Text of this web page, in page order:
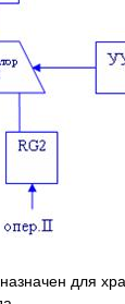
для